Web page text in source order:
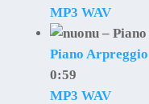
MP3 WAV
Piano Arpreggio
0:59
MP3 WAV